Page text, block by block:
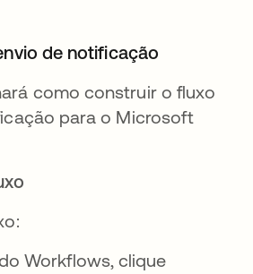
uma nova guia
de notificação
como construir o fluxo
para o Microsoft
Workflows, clique